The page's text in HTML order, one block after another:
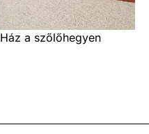
Ház a szőlőhegyen